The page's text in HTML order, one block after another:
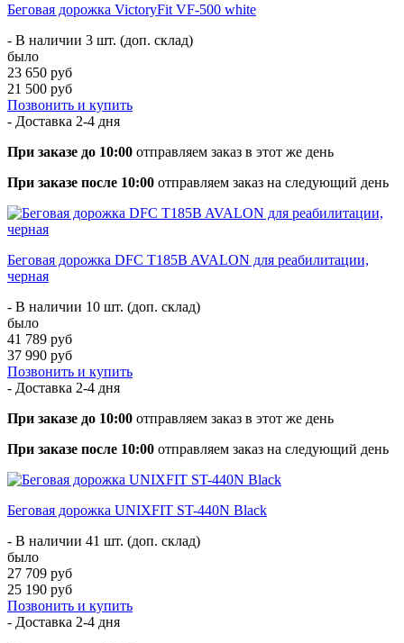
Беговая дорожка VictoryFit VF-500 white
- В наличии 3 шт. (доп. склад)
было
23 650 руб
21 500 руб
Позвонить и купить
- Доставка 2-4 дня
При заказе до 10:00 отправляем заказ в этот же день
При заказе после 10:00 отправляем заказ на следующий день
Беговая дорожка DFC T185B AVALON для реабилитации,
черная
- В наличии 10 шт. (доп. склад)
было
41 789 руб
37 990 руб
Позвонить и купить
- Доставка 2-4 дня
При заказе до 10:00 отправляем заказ в этот же день
При заказе после 10:00 отправляем заказ на следующий день
Беговая дорожка UNIXFIT ST-440N Black
- В наличии 41 шт. (доп. склад)
было
27 709 руб
25 190 руб
Позвонить и купить
- Доставка 2-4 дня